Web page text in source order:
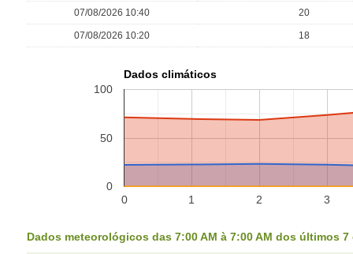
07/08/2026 10:40 20
07/08/2026 10:20 18
Dados climáticos
0 1 2 3
0
50
100
Dados meteorológicos das 7:00 AM à 7:00 AM dos últimos 7